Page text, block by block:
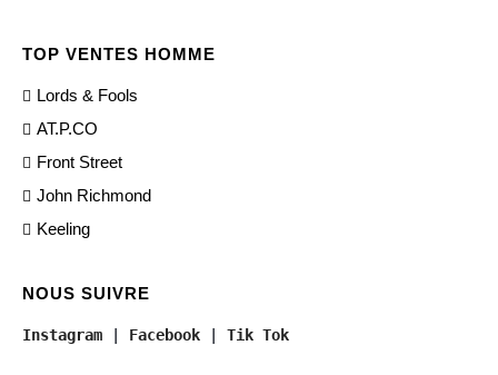
TOP VENTES HOMME
Lords & Fools
AT.P.CO
Front Street
John Richmond
Keeling
NOUS SUIVRE
Instagram | Facebook | Tik Tok